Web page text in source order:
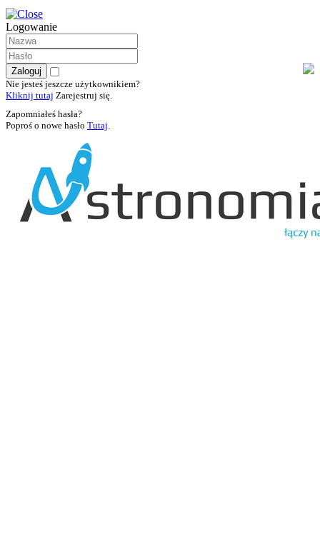
Logowanie
Nie jesteś jeszcze użytkownikiem?
Kliknij tutaj Zarejestruj się.
Zapomniałeś hasła?
Poproś o nowe hasło Tutaj.